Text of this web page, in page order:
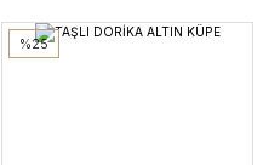
%25